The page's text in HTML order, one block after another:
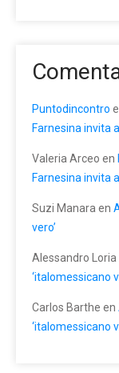
Puntodincontro
Farnesina invita
Valeria Arceo en
Farnesina invita
Suzi Manara en
vero’
Alessandro Loria
‘italomessicano
Carlos Barthe en
‘italomessicano